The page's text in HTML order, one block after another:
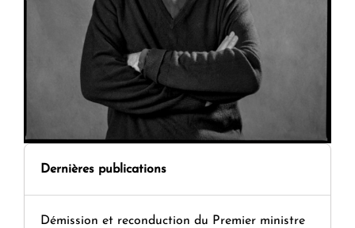
Dernières publications
Démission et reconduction du Premier ministre